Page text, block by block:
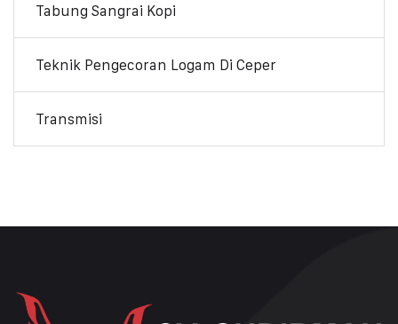
Tabung Sangrai Kopi
Teknik Pengecoran Logam Di Ceper
Transmisi